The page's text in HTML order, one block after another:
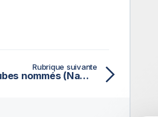
Rubrique suivante
Composants de tubes nommés (NamedPipe)